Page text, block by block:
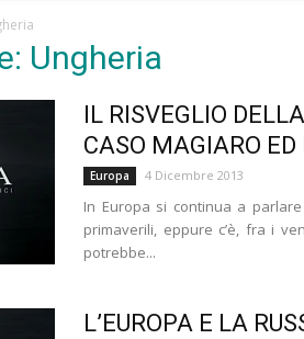
Ungheria
IL RISVEGLIO
CASO MAGIARO ED
Europa 4 Dicembre 2013
In Europa si continua a
primaverili, eppure c’è, fra i
potrebbe...
L’EUROPA E LA